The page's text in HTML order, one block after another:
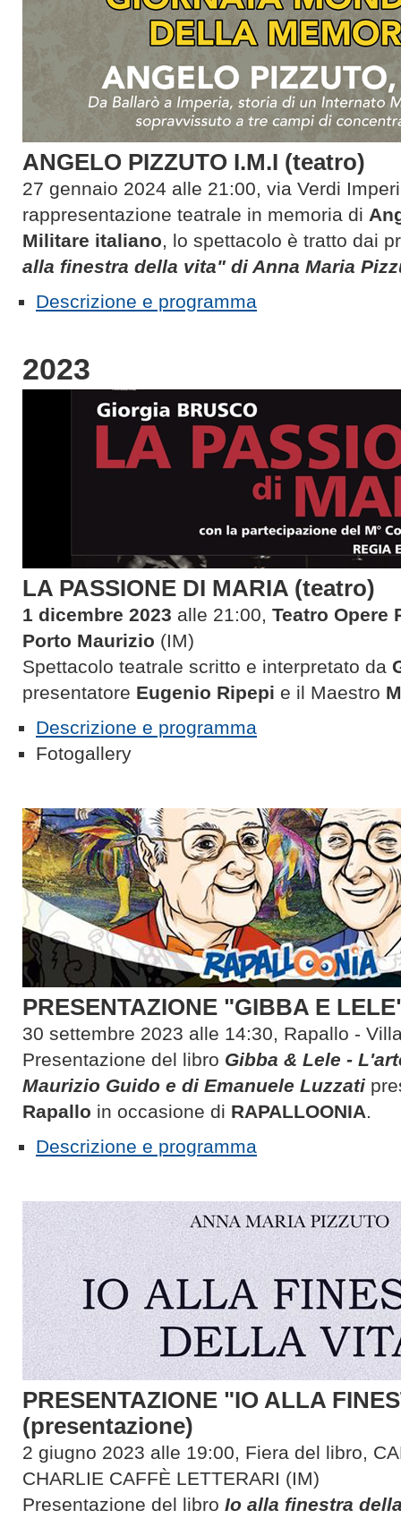
ANGELO PIZZUTO I.M.I (teatro)
27 gennaio 2024 alle 21:00, via Verdi
rappresentazione teatrale in memoria di
Militare italiano, lo spettacolo è tratto dai
alla finestra della vita" di Anna Maria
Descrizione e programma
2023
LA PASSIONE DI MARIA (teatro)
1 dicembre 2023 alle 21:00, Teatro Opere
Porto Maurizio (IM)
Spettacolo teatrale scritto e interpretato da
presentatore Eugenio Ripepi e il Maestro
Descrizione e programma
Fotogallery
PRESENTAZIONE "GIBBA E
30 settembre 2023 alle 14:30, Rapallo -
Presentazione del libro Gibba & Lele -
Maurizio Guido e di Emanuele Luzzati
Rapallo in occasione di RAPALLOONIA.
Descrizione e programma
PRESENTAZIONE "IO ALLA
(presentazione)
2 giugno 2023 alle 19:00, Fiera del libro,
CHARLIE CAFFÈ LETTERARI (IM)
Presentazione del libro Io alla finestra